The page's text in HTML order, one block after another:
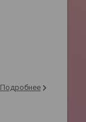
Подробнее